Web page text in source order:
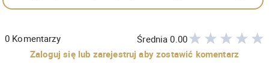
0 Komentarzy Średnia0.00
Zaloguj się lub zarejestruj aby zostawić komentarz